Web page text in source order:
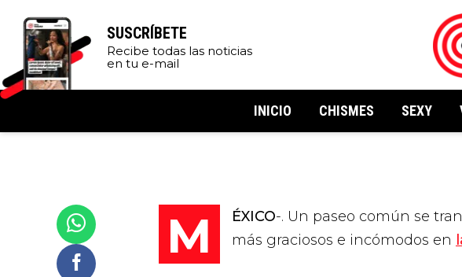
SUSCRÍBETE
Recibe todas las noticias
en tu e-mail
INICIO CHISMES SEXY
MÉXICO-. Un paseo común se
más graciosos e incómodos en